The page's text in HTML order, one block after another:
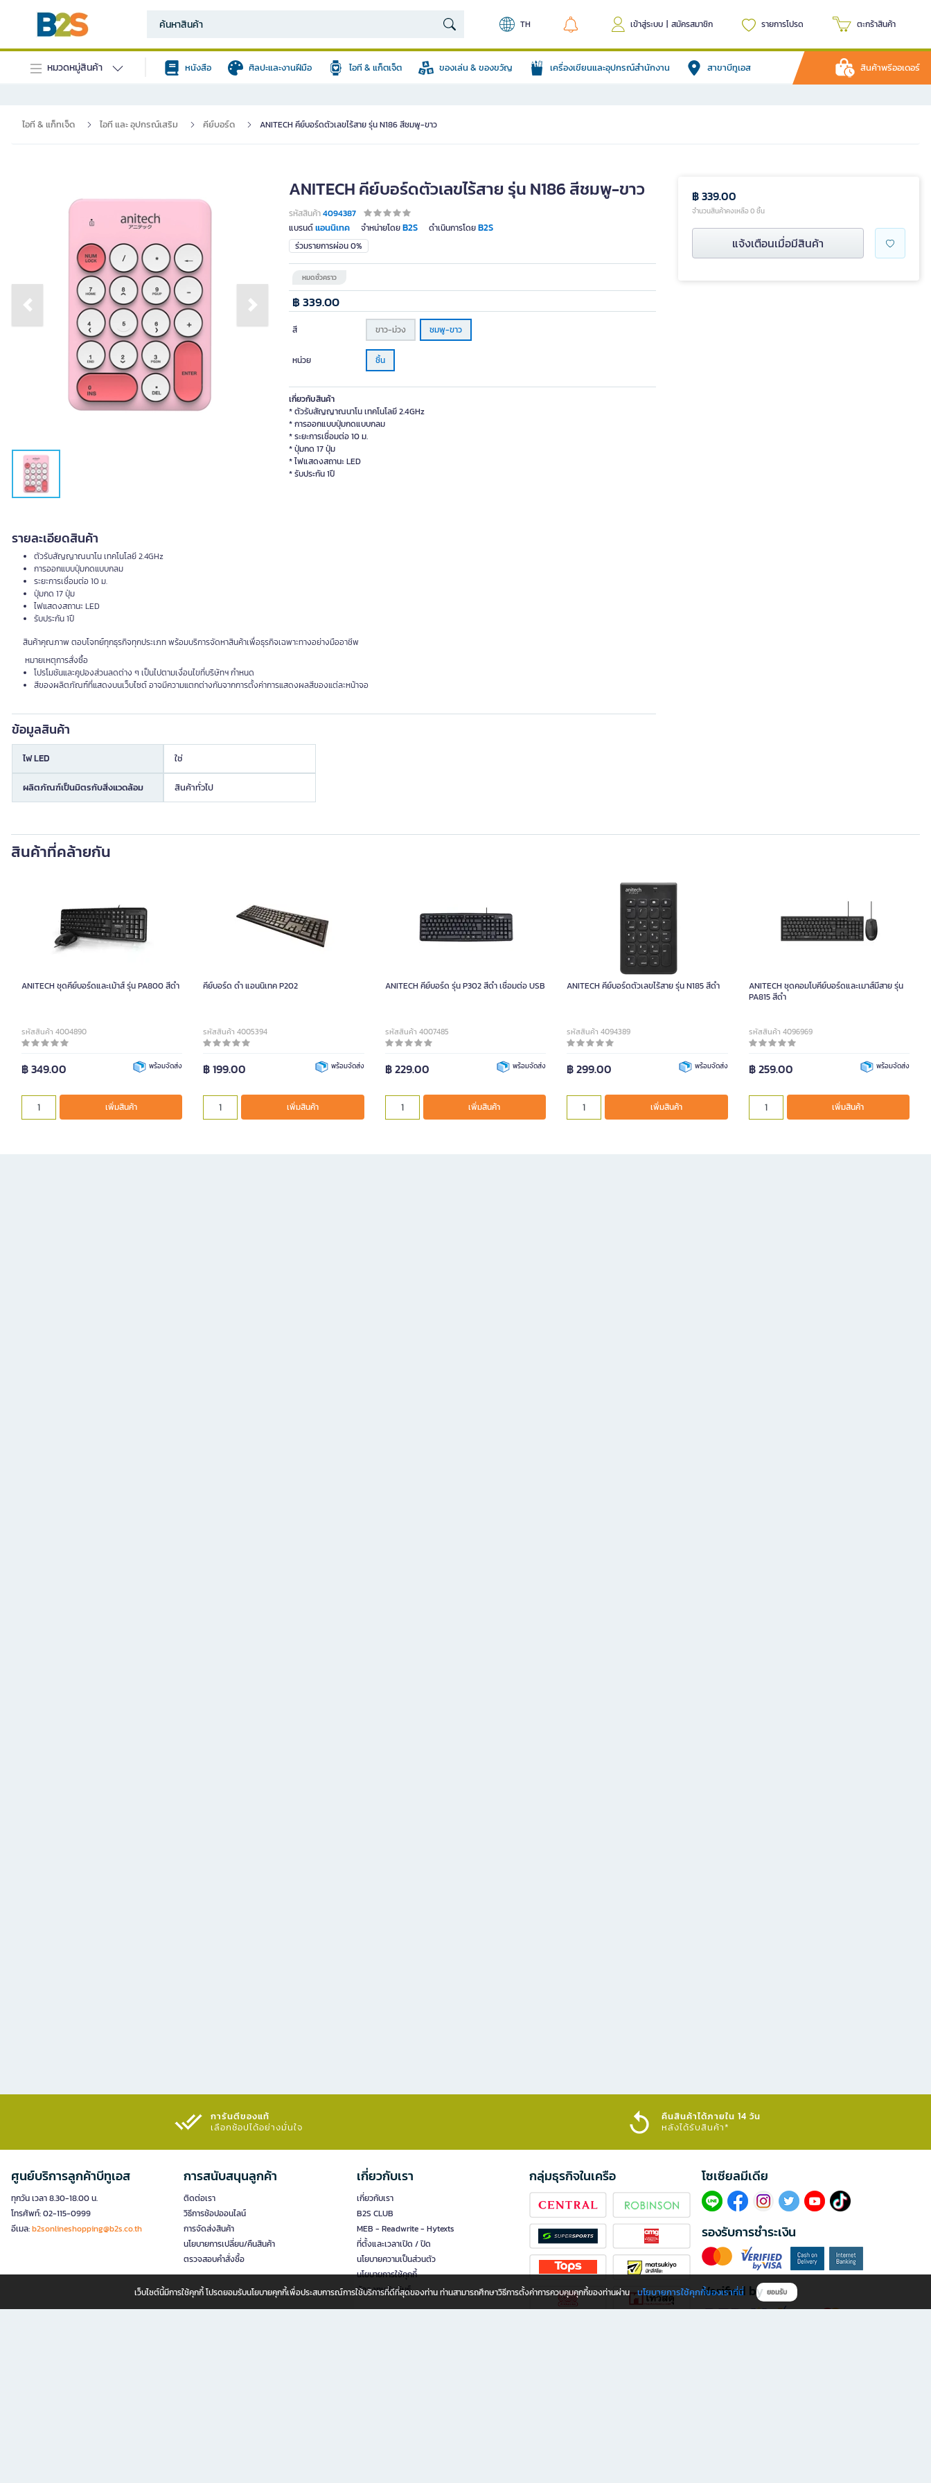
TH เข้าสู่ระบบ | สมัครสมาชิก รายการโปรด ตะกร้าสินค้า
หมวดหมู่สินค้า หนังสือ ศิลปะและงานฝีมือ ไอที & แก็ตเจ็ต ของเล่น & ของขวัญ เครื่องเขียนและอุปกรณ์สำนักงาน สาขาบีทูเอส สินค้าพรีออเดอร์
ไอที & แก็ทเจ็ด ไอที และ อุปกรณ์เสริม คีย์บอร์ด ANITECH คีย์บอร์ดตัวเลขไร้สาย รุ่น N186 สีชมพู-ขาว
Previous slide Next slide
ANITECH คีย์บอร์ดตัวเลขไร้สาย รุ่น N186 สีชมพู-ขาว
รหัสสินค้า4094387
แบรนด์แอนนิเทค จำหน่ายโดยB2S ดำเนินการโดยB2S
ร่วมรายการผ่อน 0%
หมดชั่วคราว
฿ 339.00
สี ขาว-ม่วง ชมพู-ขาว
หน่วย ชิ้น
เกี่ยวกับสินค้า
* ตัวรับสัญญาณนาโน เทคโนโลยี 2.4GHz
* การออกแบบปุ่มกดแบบกลม
* ระยะการเชื่อมต่อ 10 ม.
* ปุ่มกด 17 ปุ่ม
* ไฟแสดงสถานะ LED
* รับประกัน 1ปี
รายละเอียดสินค้า
ตัวรับสัญญาณนาโน เทคโนโลยี 2.4GHz
การออกแบบปุ่มกดแบบกลม
ระยะการเชื่อมต่อ 10 ม.
ปุ่มกด 17 ปุ่ม
ไฟแสดงสถานะ LED
รับประกัน 1ปี
สินค้าคุณภาพ ตอบโจทย์ทุกธุรกิจทุกประเภท พร้อมบริการจัดหาสินค้าเพื่อธุรกิจเฉพาะทางอย่างมืออาชีพ
หมายเหตุการสั่งซื้อ
โปรโมชันและคูปองส่วนลดต่าง ๆ เป็นไปตามเงื่อนไขที่บริษัทฯ กำหนด
สีของผลิตภัณฑ์ที่แสดงบนเว็บไซต์ อาจมีความแตกต่างกันจากการตั้งค่าการแสดงผลสีของแต่ละหน้าจอ
ข้อมูลสินค้า
ไฟ LED ใช่
ผลิตภัณฑ์เป็นมิตรกับสิ่งแวดล้อม สินค้าทั่วไป
฿ 339.00
จำนวนสินค้าคงเหลือ 0 ชิ้น
แจ้งเตือนเมื่อมีสินค้า
สินค้าที่คล้ายกัน
ANITECH ชุดคีย์บอร์ดและเม้าส์ รุ่น PA800 สีดำ
รหัสสินค้า 4004890
฿ 349.00 พร้อมจัดส่ง
เพิ่มสินค้า
คีย์บอร์ด ดำ แอนนิเทค P202
รหัสสินค้า 4005394
฿ 199.00 พร้อมจัดส่ง
เพิ่มสินค้า
ANITECH คีย์บอร์ด รุ่น P302 สีดำ เชื่อมต่อ USB
รหัสสินค้า 4007485
฿ 229.00 พร้อมจัดส่ง
เพิ่มสินค้า
ANITECH คีย์บอร์ดตัวเลขไร้สาย รุ่น N185 สีดำ
รหัสสินค้า 4094389
฿ 299.00 พร้อมจัดส่ง
เพิ่มสินค้า
ANITECH ชุดคอมโบคีย์บอร์ดและเมาส์มีสาย รุ่น
PA815 สีดำ
รหัสสินค้า 4096969
฿ 259.00 พร้อมจัดส่ง
เพิ่มสินค้า
การันตีของแท้
เลือกช้อปได้อย่างมั่นใจ​
คืนสินค้าได้ภายใน 14 วัน
หลังได้รับสินค้า*
ศูนย์บริการลูกค้าบีทูเอส
ทุกวัน เวลา 8.30-18.00 น.
โทรศัพท์: 02-115-0999
อีเมล:b2sonlineshopping@b2s.co.th
การสนับสนุนลูกค้า
ติดต่อเรา
วิธีการช้อปออนไลน์
การจัดส่งสินค้า
นโยบายการเปลี่ยน/คืนสินค้า
ตรวจสอบคำสั่งซื้อ
เกี่ยวกับเรา
เกี่ยวกับเรา
B2S CLUB
MEB - Readwrite - Hytexts
ที่ตั้งและเวลาเปิด / ปิด
นโยบายความเป็นส่วนตัว
นโยบายการใช้คุกกี้
นักลงทุนสัมพันธ์
กลุ่มธุรกิจในเครือ โซเซียลมีเดีย​
รองรับการชำระเงิน
Verified by
เว็บไซต์นี้มีการใช้คุกกี้ โปรดยอมรับนโยบายคุกกี้เพื่อประสบการณ์การใช้บริการที่ดีที่สุดของท่าน ท่านสามารถศึกษาวิธีการตั้งค่าการควบคุมคุกกี้ของท่านผ่าน นโยบายการใช้คุกกี้ของเราที่นี่ ยอมรับ